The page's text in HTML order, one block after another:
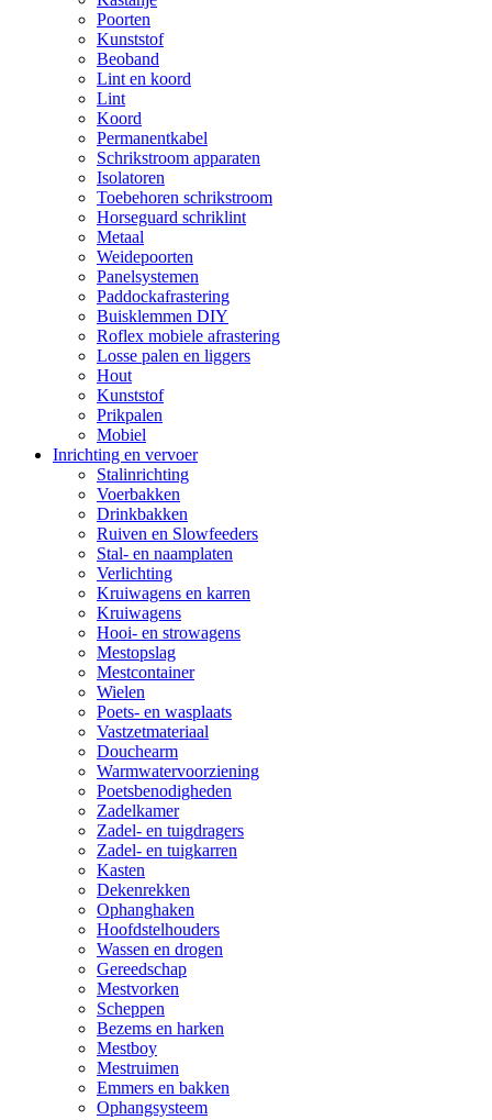
Poorten
Kunststof
Beoband
Lint en koord
Lint
Koord
Permanentkabel
Schrikstroom apparaten
Isolatoren
Toebehoren schrikstroom
Horseguard schriklint
Metaal
Weidepoorten
Panelsystemen
Paddockafrastering
Buisklemmen DIY
Roflex mobiele afrastering
Losse palen en liggers
Hout
Kunststof
Prikpalen
Mobiel
Inrichting en vervoer
Stalinrichting
Voerbakken
Drinkbakken
Ruiven en Slowfeeders
Stal- en naamplaten
Verlichting
Kruiwagens en karren
Kruiwagens
Hooi- en strowagens
Mestopslag
Mestcontainer
Wielen
Poets- en wasplaats
Vastzetmateriaal
Douchearm
Warmwatervoorziening
Poetsbenodigheden
Zadelkamer
Zadel- en tuigdragers
Zadel- en tuigkarren
Kasten
Dekenrekken
Ophanghaken
Hoofdstelhouders
Wassen en drogen
Gereedschap
Mestvorken
Scheppen
Bezems en harken
Mestboy
Mestruimen
Emmers en bakken
Ophangsysteem